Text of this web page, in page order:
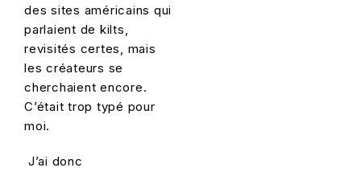
des sites américains qui
parlaient de kilts,
revisités certes, mais
les créateurs se
cherchaient encore.
C’était trop typé pour
moi.
J’ai donc